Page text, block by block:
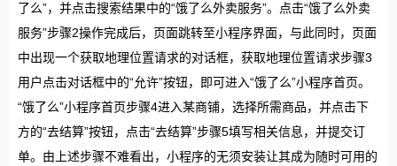
了么”，并点击搜索结果中的“饿了么外卖服务”。点击“饿了么外卖
服务”步骤2操作完成后，页面跳转至小程序界面，与此同时，页面
中出现一个获取地理位置请求的对话框，获取地理位置请求步骤3
用户点击对话框中的“允许”按钮，即可进入“饿了么”小程序首页。
“饿了么”小程序首页步骤4进入某商铺，选择所需商品，并点击下
方的“去结算”按钮，点击“去结算”步骤5填写相关信息，并提交订
单。由上述步骤不难看出，小程序的无须安装让其成为随时可用的